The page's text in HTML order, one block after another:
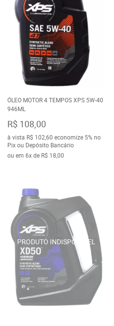
ÓLEO MOTOR 4 TEMPOS XPS 5W-40
946ML
R$ 108,00
à vista R$ 102,60 economize 5%no
Pix ou Depósito Bancário
ou em 6xde R$ 18,00